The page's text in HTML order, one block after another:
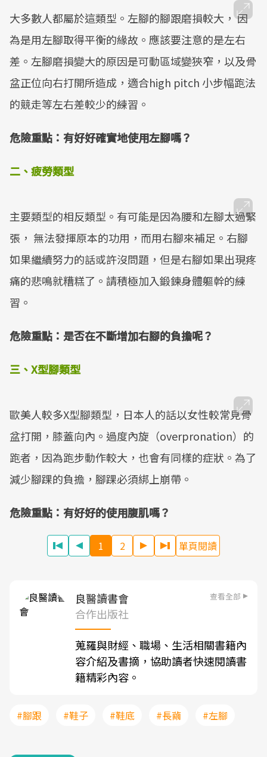
大多數人都屬於這類型。左腳的腳跟磨損較大， 因
為是用左腳取得平衡的緣故。應該要注意的是左右
差。左腳磨損變大的原因是可動區域變狹窄，以及骨
盆正位向右打開所造成，適合high pitch 小步幅跑法
的競走等左右差較少的練習。
危險重點：有好好確實地使用左腳嗎？
二、疲勞類型
主要類型的相反類型。有可能是因為腰和左腳太過緊
張， 無法發揮原本的功用，而用右腳來補足。右腳
如果繼續努力的話或許沒問題，但是右腳如果出現疼
痛的悲鳴就糟糕了。請積極加入鍛鍊身體軀幹的練
習。
危險重點：是否在不斷增加右腳的負擔呢？
三、X型腳類型
歐美人較多X型腳類型，日本人的話以女性較常見骨
盆打開，膝蓋向內。過度內旋（overpronation）的
跑者，因為跑步動作較大，也會有同樣的症狀。為了
減少腳踝的負擔，腳踝必須綁上崩帶。
危險重點：有好好的使用腹肌嗎？
1 2 單頁閱讀
良醫讀書會 查看全部
合作出版社
蒐羅與財經、職場、生活相關書籍內
容介紹及書摘，協助讀者快速閱讀書
籍精彩內容。
#腳跟 #鞋子 #鞋底 #長繭 #左腳